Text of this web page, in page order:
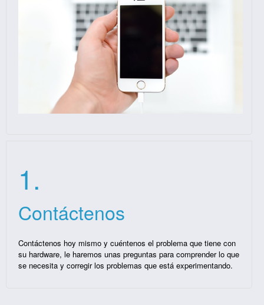
1.
Contáctenos
Contáctenos hoy mismo y cuéntenos el problema que tiene con
su hardware, le haremos unas preguntas para comprender lo que
se necesita y corregir los problemas que está experimentando.